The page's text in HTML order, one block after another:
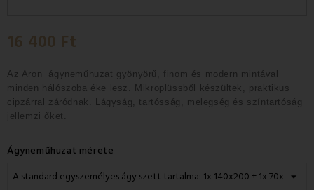
Csütörtök 13.08
16 400 Ft
Az Aron ágyneműhuzat gyönyörű, finom és modern mintával
minden hálószoba éke lesz. Mikroplüssből készültek, praktikus
cipzárral záródnak. Lágyság, tartósság, melegség és színtartóság
jellemzi őket.
Ágyneműhuzat mérete